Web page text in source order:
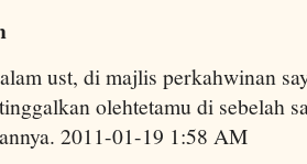
ust, di majlis perkahwinan
olehtetamu di sebelah
2011-01-19 1:58 AM